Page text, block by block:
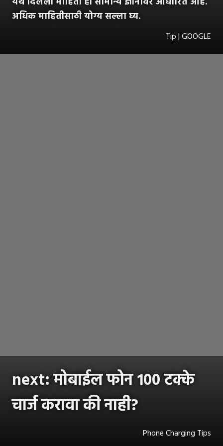
अधिक माहितीसाठी योग्य सल्ला घ्य.
Tip | GOOGLE
next: मोबाईल फोन १०० टक्के
चार्ज करावा की नाही?
Phone Charging Tips